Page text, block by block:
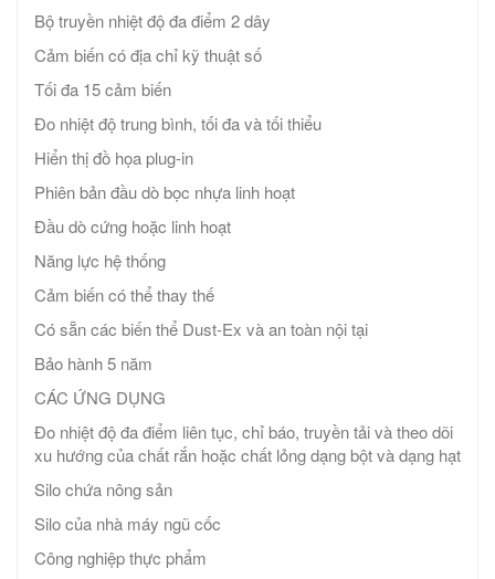
Bộ truyền nhiệt độ đa điểm 2 dây
Cảm biến có địa chỉ kỹ thuật số
Tối đa 15 cảm biến
Đo nhiệt độ trung bình, tối đa và tối thiểu
Hiển thị đồ họa plug-in
Phiên bản đầu dò bọc nhựa linh hoạt
Đầu dò cứng hoặc linh hoạt
Năng lực hệ thống
Cảm biến có thể thay thế
Có sẵn các biến thể Dust-Ex và an toàn nội tại
Bảo hành 5 năm
CÁC ỨNG DỤNG
Đo nhiệt độ đa điểm liên tục, chỉ báo, truyền tải và theo dõi
xu hướng của chất rắn hoặc chất lỏng dạng bột và dạng hạt
Silo chứa nông sản
Silo của nhà máy ngũ cốc
Công nghiệp thực phẩm